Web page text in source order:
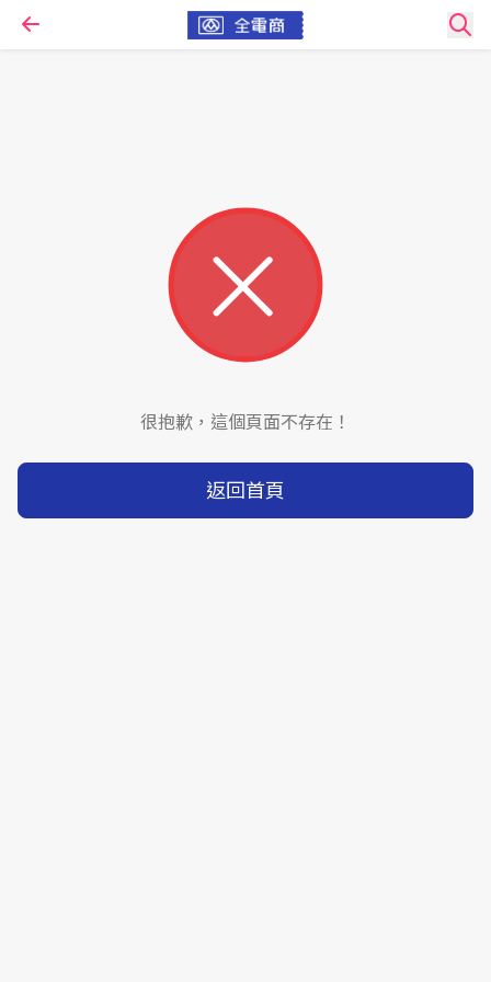
很抱歉，這個頁面不存在！
返回首頁